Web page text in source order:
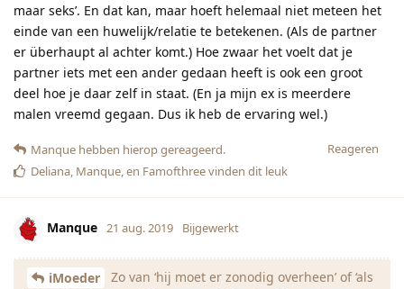
maar seks’. En dat kan, maar hoeft helemaal niet meteen het
einde van een huwelijk/relatie te betekenen. (Als de partner
er überhaupt al achter komt.) Hoe zwaar het voelt dat je
partner iets met een ander gedaan heeft is ook een groot
deel hoe je daar zelf in staat. (En ja mijn ex is meerdere
malen vreemd gegaan. Dus ik heb de ervaring wel.)
Reageren
Manque hebben hierop gereageerd.
Deliana Manque , en Famofthreevinden dit leuk
Manque 21 aug. 2019 Bijgewerkt
iMoeder
Zo van ‘hij moet er zonodig overheen’ of ‘als